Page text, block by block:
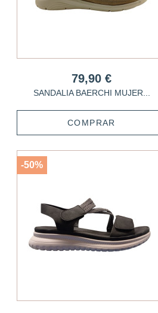
79,90 €
SANDALIA BAERCHI MUJER...
COMPRAR
-50%